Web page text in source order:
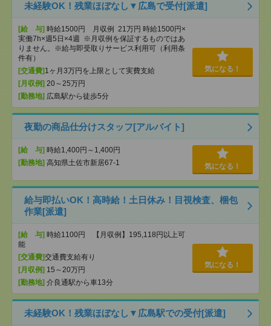
未経験OK！残業ほぼなし▼広島で受付[派遣]
[給 与] 時給1500円 月収例 21万円 時給1500円×
実働7h×週5日×4週 ※月収例を保証するものではあ
りません。※給与即受取りサービス利用可（利用条
件有）
[交通費] 1ヶ月3万円を上限として実費支給
[月収例] 20～25万円
[勤務地] 広島駅から徒歩5分
気になる！
夜勤の商品仕分けスタッフ[アルバイト]
[給 与] 時給1,400円～1,400円
[勤務地] 高知県土佐市新居67-1 気になる！
給与即払いOK！高時給！土日休み！目視検査、梱包
作業[派遣]
[給 与] 時給1100円 【月収例】195,118円以上可
能
[交通費]交通費支給有り
[月収例] 15～20万円
[勤務地] 介良通駅から車13分
気になる！
未経験OK！残業ほぼなし▼広島駅での受付[派遣]